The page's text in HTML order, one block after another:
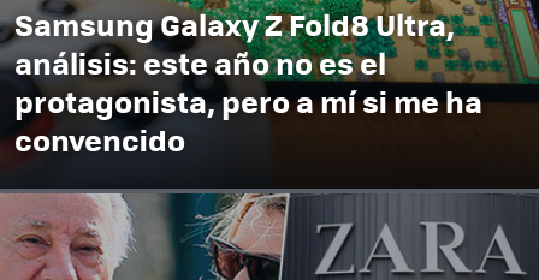
Samsung Galaxy Z Fold8 Ultra,
análisis: este año no es el
protagonista, pero a mí si me ha
convencido